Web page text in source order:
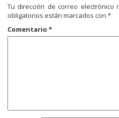
Tu dirección de correo electrónico
obligatorios están marcados con *
Comentario *